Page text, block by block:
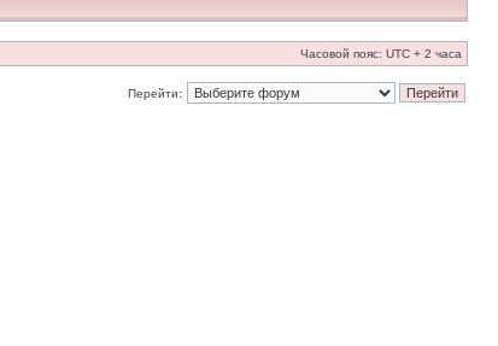
Часовой пояс: UTC + 2 часа
Перейти: